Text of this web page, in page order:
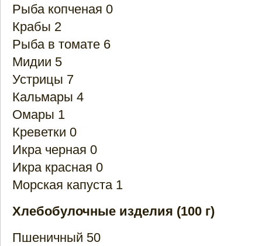
Рыба копченая 0
Крабы 2
Рыба в томате 6
Мидии 5
Устрицы 7
Кальмары 4
Омары 1
Креветки 0
Икра черная 0
Икра красная 0
Морская капуста 1
Хлебобулочные изделия (100 г)
Пшеничный 50